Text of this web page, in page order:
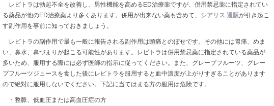
レビトラは勃起不全を改善し、男性機能を高めるED治療薬ですが、併用禁忌薬に指定されてい
る薬品が他のED治療薬より多くあります。併用が出来ない薬も含めて、 シアリス 通販が引き起こ
す副作用を事前に知っておきましょう。
レビトラの副作用で最も一般に報告される副作用は頭痛とのぼせです。その他には胃痛、めま
い、鼻水、鼻づまりが起こる可能性があります。レビトラは併用禁忌薬に指定されている薬品が
多いため、服用する際には必ず医師の指示に従ってください。また、グレープフルーツ、グレー
プフルーツジュースを食した後にレビトラを服用すると血中濃度が上がりすぎることがあります
ので絶対に服用しないでください。下記に当てはまる方の服用は危険です。
・整脈、低血圧または高血圧症の方